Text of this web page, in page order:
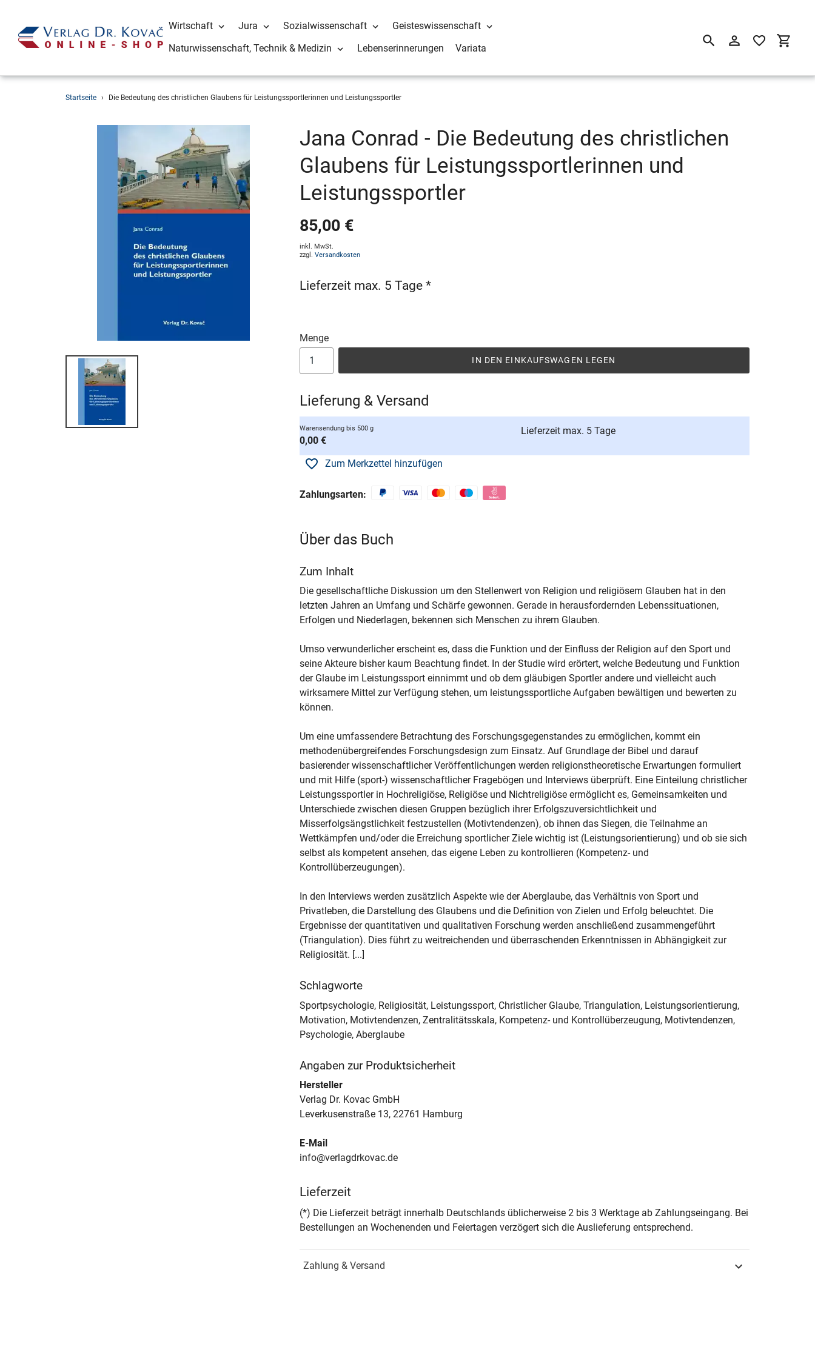
Wirtschaft Jura Sozialwissenschaft
Geisteswissenschaft
Naturwissenschaft, Technik & Medizin
Lebenserinnerungen Variata SuchenEinloggen
Startseite › Die Bedeutung des christlichen Glaubens für Leistungssportlerinnen und Leistungssportler
Jana Conrad - Die Bedeutung des christlichen
Glaubens für Leistungssportlerinnen und
Leistungssportler
85,00 €
inkl. MwSt.
zzgl. Versandkosten
Lieferzeit max. 5 Tage *
Menge
IN DEN EINKAUFSWAGEN LEGEN
Lieferung & Versand
Warensendung bis 500 g
0,00 €
Lieferzeit max. 5 Tage
Zum Merkzettel hinzufügen
Zahlungsarten:
Über das Buch
Zum Inhalt
Die gesellschaftliche Diskussion um den Stellenwert von Religion und religiösem Glauben hat in den
letzten Jahren an Umfang und Schärfe gewonnen. Gerade in herausfordernden Lebenssituationen,
Erfolgen und Niederlagen, bekennen sich Menschen zu ihrem Glauben.
Umso verwunderlicher erscheint es, dass die Funktion und der Einfluss der Religion auf den Sport und
seine Akteure bisher kaum Beachtung findet. In der Studie wird erörtert, welche Bedeutung und Funktion
der Glaube im Leistungssport einnimmt und ob dem gläubigen Sportler andere und vielleicht auch
wirksamere Mittel zur Verfügung stehen, um leistungssportliche Aufgaben bewältigen und bewerten zu
können.
Um eine umfassendere Betrachtung des Forschungsgegenstandes zu ermöglichen, kommt ein
methodenübergreifendes Forschungsdesign zum Einsatz. Auf Grundlage der Bibel und darauf
basierender wissenschaftlicher Veröffentlichungen werden religionstheoretische Erwartungen formuliert
und mit Hilfe (sport-) wissenschaftlicher Fragebögen und Interviews überprüft. Eine Einteilung christlicher
Leistungssportler in Hochreligiöse, Religiöse und Nichtreligiöse ermöglicht es, Gemeinsamkeiten und
Unterschiede zwischen diesen Gruppen bezüglich ihrer Erfolgszuversichtlichkeit und
Misserfolgsängstlichkeit festzustellen (Motivtendenzen), ob ihnen das Siegen, die Teilnahme an
Wettkämpfen und/oder die Erreichung sportlicher Ziele wichtig ist (Leistungsorientierung) und ob sie sich
selbst als kompetent ansehen, das eigene Leben zu kontrollieren (Kompetenz- und
Kontrollüberzeugungen).
In den Interviews werden zusätzlich Aspekte wie der Aberglaube, das Verhältnis von Sport und
Privatleben, die Darstellung des Glaubens und die Definition von Zielen und Erfolg beleuchtet. Die
Ergebnisse der quantitativen und qualitativen Forschung werden anschließend zusammengeführt
(Triangulation). Dies führt zu weitreichenden und überraschenden Erkenntnissen in Abhängigkeit zur
Religiosität. [...]
Schlagworte
Sportpsychologie, Religiosität, Leistungssport, Christlicher Glaube, Triangulation, Leistungsorientierung,
Motivation, Motivtendenzen, Zentralitätsskala, Kompetenz- und Kontrollüberzeugung, Motivtendenzen,
Psychologie, Aberglaube
Angaben zur Produktsicherheit
Hersteller
Verlag Dr. Kovac GmbH
Leverkusenstraße 13, 22761 Hamburg
E-Mail
info@verlagdrkovac.de
Lieferzeit
(*) Die Lieferzeit beträgt innerhalb Deutschlands üblicherweise 2 bis 3 Werktage ab Zahlungseingang. Bei
Bestellungen an Wochenenden und Feiertagen verzögert sich die Auslieferung entsprechend.
Zahlung & Versand